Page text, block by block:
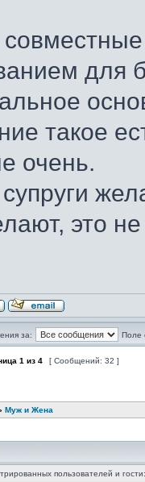
для
такое
очень.
это
за: Поле
1 из 4 [ Сообщений: 32 ]
Муж и Жена
пользователей и